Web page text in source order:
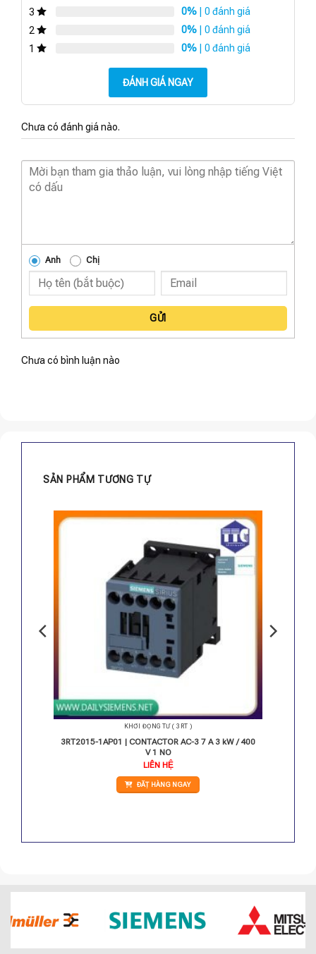
3
0% | 0 đánh giá
2
0% | 0 đánh giá
1
0% | 0 đánh giá
ĐÁNH GIÁ NGAY
Chưa có đánh giá nào.
Anh Chị
GỬI
Chưa có bình luận nào
SẢN PHẨM TƯƠNG TỰ
KHỞI ĐỘNG TỪ ( 3RT )
3RT2015-1AP01 | CONTACTOR AC-3 7 A 3 kW / 400
V 1 NO
LIÊN HỆ
ĐẶT HÀNG NGAY